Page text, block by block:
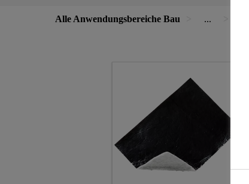
Alle Anwendungsbereiche Bau ...